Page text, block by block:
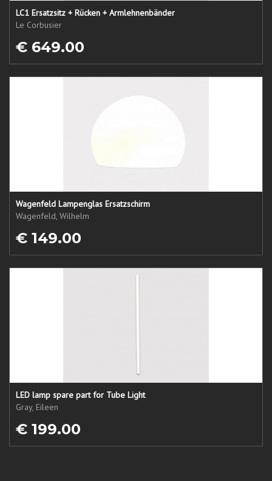
LC1 Ersatzsitz + Rücken + Armlehnenbänder
Le Corbusier
€ 649.00
Wagenfeld Lampenglas Ersatzschirm
Wagenfeld, Wilhelm
€ 149.00
LED lamp spare part for Tube Light
Gray, Eileen
€ 199.00